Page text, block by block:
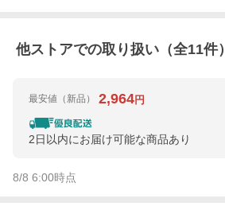
他ストアでの取り扱い（全11件）
最安値 （新品） 2,964円
2日以内にお届け可能な商品あり
8/8 6:00時点